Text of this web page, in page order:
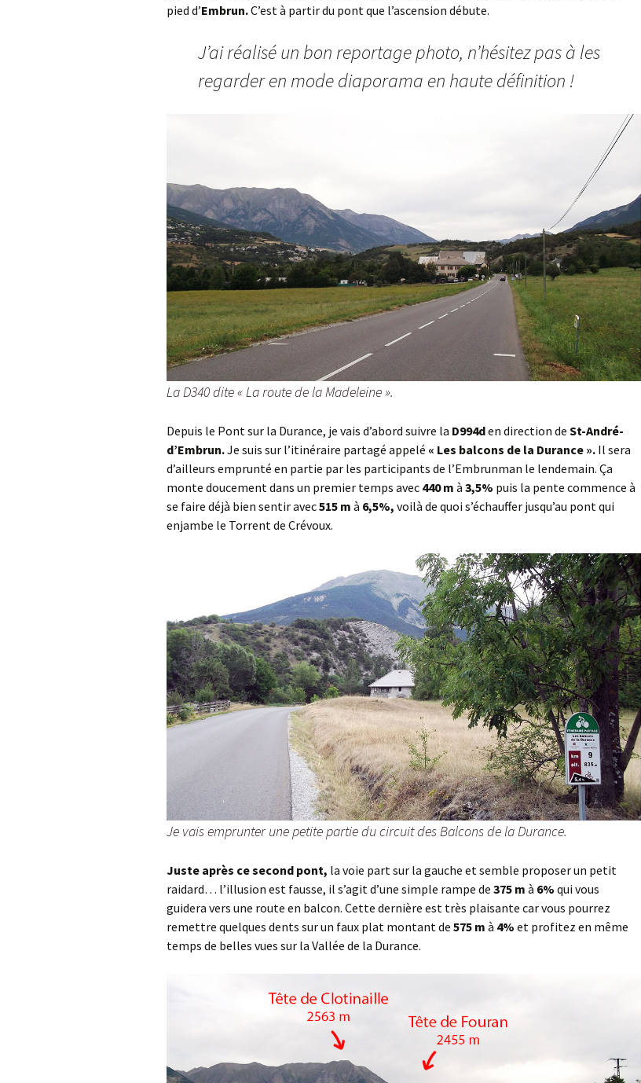
les Hâtes Bermont
les Petites Munières
Mesmont
Montagne de Bard
Montagne de Fontette
Montbard
Montbard >< Quincerot
Nogent-lès-Montbard ><
Villiers
Pierre Pointe
Saffres
Sainte-Colombe-en-
Auxois
Saunière
Sausseau
Savigny-sous-Mâlain
Sombernon
Souhey >< Pouillenay
Soussey-sur-Brionne
St-Anthot
St-Hélier >< Chevannay
pied d’Embrun.C’est à partir du pont que l’ascension débute.
J’ai réalisé un bon reportage photo, n’hésitez pas à les
regarder en mode diaporama en haute définition !
La D340 dite « La route de la Madeleine ».
Depuis le Pont sur la Durance, je vais d’abord suivre la D994den direction de St-André-
d’Embrun.Je suis sur l’itinéraire partagé appelé « Les balcons de la Durance ». Il sera
d’ailleurs emprunté en partie par les participants de l’Embrunman le lendemain. Ça
monte doucement dans un premier temps avec 440 m à 3,5% puis la pente commence à
se faire déjà bien sentir avec515 m à 6,5%, voilà de quoi s’échauffer jusqu’au pont qui
enjambe le Torrent de Crévoux.
Je vais emprunter une petite partie du circuit des Balcons de la Durance.
Juste après ce second pont, la voie part sur la gauche et semble proposer un petit
raidard… l’illusion est fausse, il s’agit d’une simple rampe de 375 m à 6% qui vous
guidera vers une route en balcon. Cette dernière est très plaisante car vous pourrez
remettre quelques dents sur un faux plat montant de 575 m à 4% et profitez en même
temps de belles vues sur la Vallée de la Durance.